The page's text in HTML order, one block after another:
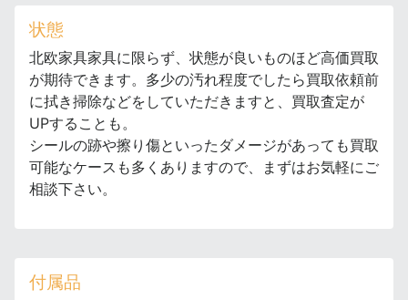
状態
北欧家具家具に限らず、状態が良いものほど高価買取
が期待できます。多少の汚れ程度でしたら買取依頼前
に拭き掃除などをしていただきますと、買取査定が
UPすることも。
シールの跡や擦り傷といったダメージがあっても買取
可能なケースも多くありますので、まずはお気軽にご
相談下さい。
付属品